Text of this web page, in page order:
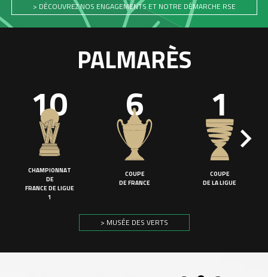
> DÉCOUVREZ NOS ENGAGEMENTS ET NOTRE DÉMARCHE RSE
PALMARÈS
10
CHAMPIONNAT
DE
FRANCE DE LIGUE
1
6
COUPE
DE FRANCE
1
COUPE
DE LA LIGUE
> MUSÉE DES VERTS